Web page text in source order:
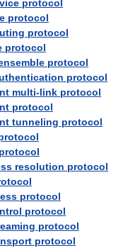
protocol
protocol
protocol
protocol
protocol
protocol
multi-link protocol
protocol
tunneling protocol
resolution protocol
protocol
protocol
protocol
protocol